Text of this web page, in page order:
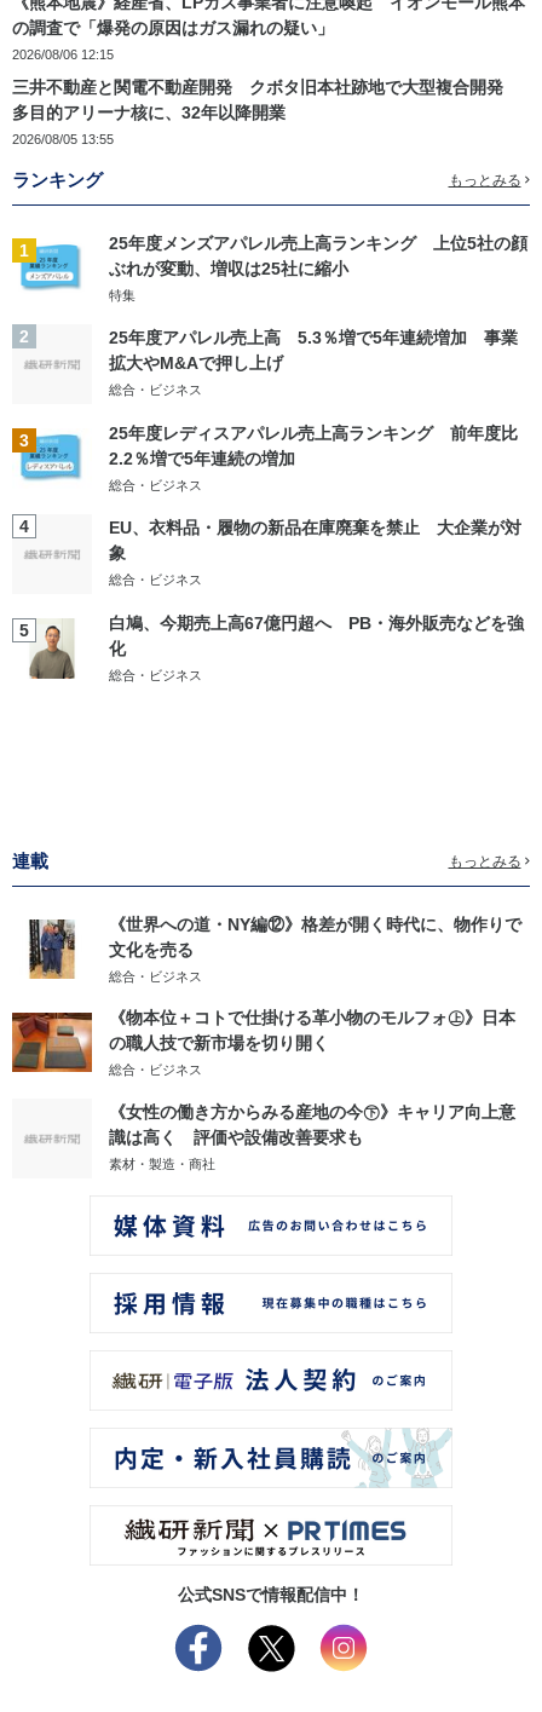
の調査で「爆発の原因はガス漏れの疑い」
2026/08/06 12:15
三井不動産と関電不動産開発 クボタ旧本社跡地で大型複合開発
多目的アリーナ核に、32年以降開業
2026/08/05 13:55
ランキング もっとみる
1
25年度メンズアパレル売上高ランキング 上位5社の顔
ぶれが変動、増収は25社に縮小
特集
2
25年度アパレル売上高 5.3％増で5年連続増加 事業
拡大やM&Aで押し上げ
総合・ビジネス
3
25年度レディスアパレル売上高ランキング 前年度比
2.2％増で5年連続の増加
総合・ビジネス
4
EU、衣料品・履物の新品在庫廃棄を禁止 大企業が対
象
総合・ビジネス
5
白鳩、今期売上高67億円超へ PB・海外販売などを強
化
総合・ビジネス
連載 もっとみる
《世界への道・NY編⑫》格差が開く時代に、物作りで
文化を売る
総合・ビジネス
《物本位＋コトで仕掛ける革小物のモルフォ㊤》日本
の職人技で新市場を切り開く
総合・ビジネス
《女性の働き方からみる産地の今㊦》キャリア向上意
識は高く 評価や設備改善要求も
素材・製造・商社
公式SNSで情報配信中！